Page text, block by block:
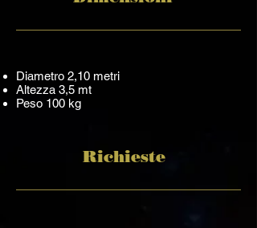
Diametro 2,10 metri
Altezza 3,5 mt
Peso 100 kg
Richieste